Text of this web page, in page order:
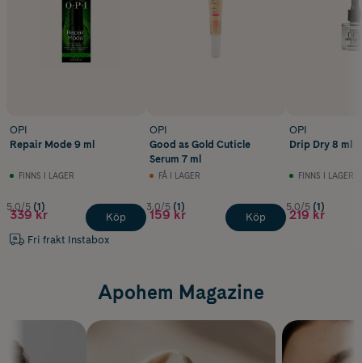
OPI
Repair Mode 9 ml
FINNS I LAGER
5.0/5 (1)
339 kr
Fri frakt Instabox
Köp
OPI
Good as Gold Cuticle
Serum 7 ml
FÅ I LAGER
3.0/5 (1)
159 kr Köp
OPI
Drip Dry 8 ml
FINNS I LAGER
5.0/5 (1)
219 kr
Apohem Magazine